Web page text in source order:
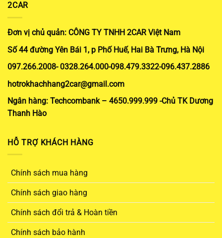
2CAR
Đơn vị chủ quản: CÔNG TY TNHH 2CAR Việt Nam
Số 44 đường Yên Bái 1, p Phố Huế, Hai Bà Trưng, Hà Nội
097.266.2008- 0328.264.000-098.479.3322-096.437.2886
hotrokhachhang2car@gmail.com
Ngân hàng: Techcombank – 4650.999.999 -Chủ TK Dương
Thanh Hào
HỖ TRỢ KHÁCH HÀNG
Chính sách mua hàng
Chính sách giao hàng
Chính sách đổi trả & Hoàn tiền
Chính sách bảo hành